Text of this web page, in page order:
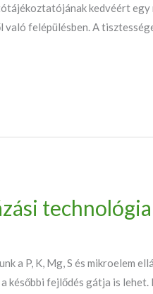
kedvéért
felépülésben. A
a P, K, Mg, S és mikroelem
későbbi fejlődés gátja is